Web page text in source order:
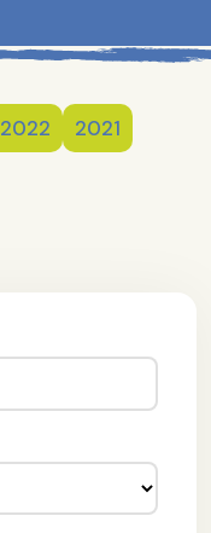
2022 2021